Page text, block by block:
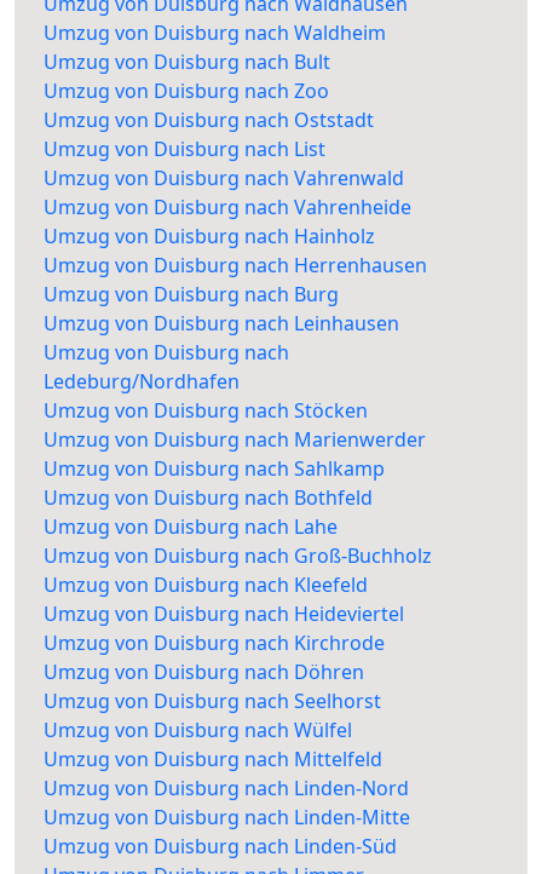
Umzug von Duisburg nach Waldheim
Umzug von Duisburg nach Bult
Umzug von Duisburg nach Zoo
Umzug von Duisburg nach Oststadt
Umzug von Duisburg nach List
Umzug von Duisburg nach Vahrenwald
Umzug von Duisburg nach Vahrenheide
Umzug von Duisburg nach Hainholz
Umzug von Duisburg nach Herrenhausen
Umzug von Duisburg nach Burg
Umzug von Duisburg nach Leinhausen
Umzug von Duisburg nach
Ledeburg/Nordhafen
Umzug von Duisburg nach Stöcken
Umzug von Duisburg nach Marienwerder
Umzug von Duisburg nach Sahlkamp
Umzug von Duisburg nach Bothfeld
Umzug von Duisburg nach Lahe
Umzug von Duisburg nach Groß-Buchholz
Umzug von Duisburg nach Kleefeld
Umzug von Duisburg nach Heideviertel
Umzug von Duisburg nach Kirchrode
Umzug von Duisburg nach Döhren
Umzug von Duisburg nach Seelhorst
Umzug von Duisburg nach Wülfel
Umzug von Duisburg nach Mittelfeld
Umzug von Duisburg nach Linden-Nord
Umzug von Duisburg nach Linden-Mitte
Umzug von Duisburg nach Linden-Süd